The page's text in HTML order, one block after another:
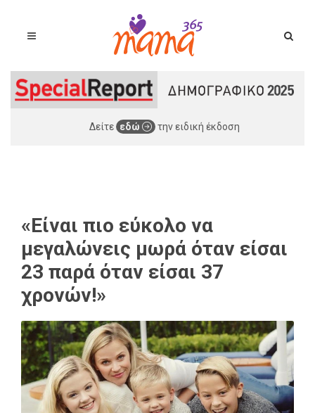
Δείτε εδώ την ειδική έκδοση
«Είναι πιο εύκολο να
μεγαλώνεις μωρά όταν είσαι
23 παρά όταν είσαι 37
χρονών!»